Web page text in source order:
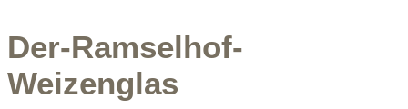
Der-Ramselhof-
Weizenglas